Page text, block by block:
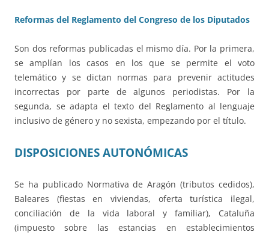
Reformas del Reglamento del Congreso de los Diputados
Son dos reformas publicadas el mismo día. Por la primera,
se amplían los casos en los que se permite el voto
telemático y se dictan normas para prevenir actitudes
incorrectas por parte de algunos periodistas. Por la
segunda, se adapta el texto del Reglamento al lenguaje
inclusivo de género y no sexista, empezando por el título.
DISPOSICIONES AUTONÓMICAS
Se ha publicado Normativa de Aragón (tributos cedidos),
Baleares (fiestas en viviendas, oferta turística ilegal,
conciliación de la vida laboral y familiar), Cataluña
(impuesto sobre las estancias en establecimientos